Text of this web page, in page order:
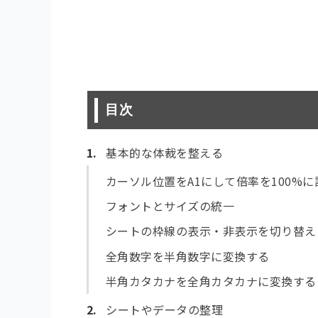
目次
基本的な体裁を整える
カーソル位置をA1にして倍率を100%に
フォントとサイズの統一
シートの枠線の表示・非表示を切り替え
全角数字を半角数字に変換する
半角カタカナを全角カタカナに変換する
シートやデータの整理